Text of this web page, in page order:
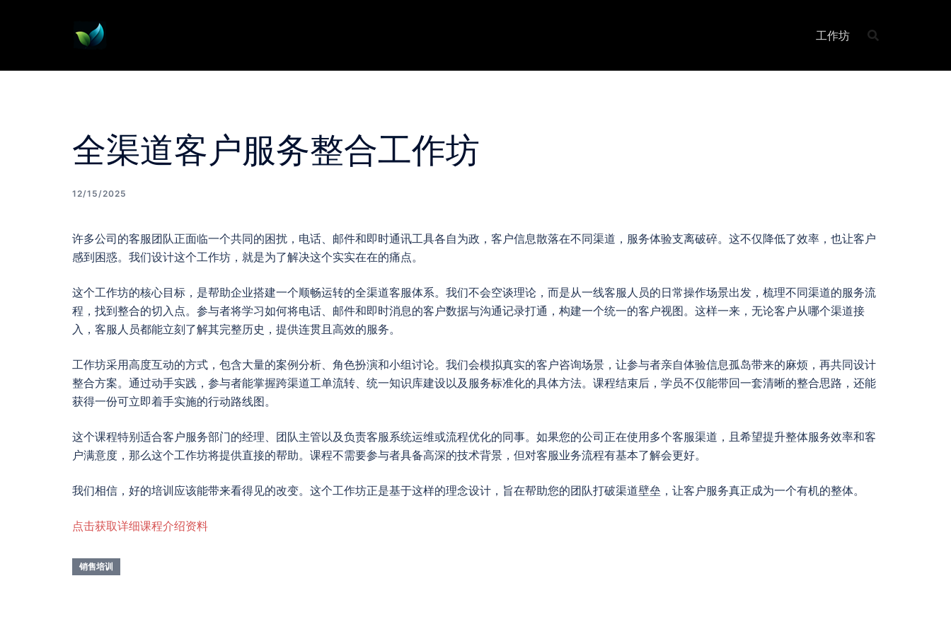
工作坊
全渠道客户服务整合工作坊
12/15/2025
许多公司的客服团队正面临一个共同的困扰，电话、邮件和即时通讯工具各自为政，客户信息散落在不同渠道，服务体验支离破碎。这不仅降低了效率，也让客户
感到困惑。我们设计这个工作坊，就是为了解决这个实实在在的痛点。
这个工作坊的核心目标，是帮助企业搭建一个顺畅运转的全渠道客服体系。我们不会空谈理论，而是从一线客服人员的日常操作场景出发，梳理不同渠道的服务流
程，找到整合的切入点。参与者将学习如何将电话、邮件和即时消息的客户数据与沟通记录打通，构建一个统一的客户视图。这样一来，无论客户从哪个渠道接
入，客服人员都能立刻了解其完整历史，提供连贯且高效的服务。
工作坊采用高度互动的方式，包含大量的案例分析、角色扮演和小组讨论。我们会模拟真实的客户咨询场景，让参与者亲自体验信息孤岛带来的麻烦，再共同设计
整合方案。通过动手实践，参与者能掌握跨渠道工单流转、统一知识库建设以及服务标准化的具体方法。课程结束后，学员不仅能带回一套清晰的整合思路，还能
获得一份可立即着手实施的行动路线图。
这个课程特别适合客户服务部门的经理、团队主管以及负责客服系统运维或流程优化的同事。如果您的公司正在使用多个客服渠道，且希望提升整体服务效率和客
户满意度，那么这个工作坊将提供直接的帮助。课程不需要参与者具备高深的技术背景，但对客服业务流程有基本了解会更好。
我们相信，好的培训应该能带来看得见的改变。这个工作坊正是基于这样的理念设计，旨在帮助您的团队打破渠道壁垒，让客户服务真正成为一个有机的整体。
点击获取详细课程介绍资料
销售培训